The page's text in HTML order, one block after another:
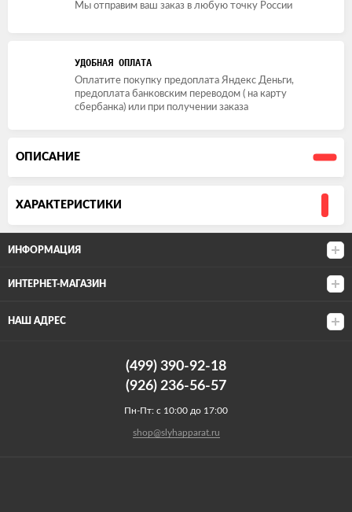
Мы отправим ваш заказ в любую точку России
УДОБНАЯ ОПЛАТА
Оплатите покупку предоплата Яндекс Деньги,
предоплата банковским переводом ( на карту
сбербанка) или при получении заказа
ОПИСАНИЕ
ХАРАКТЕРИСТИКИ
ИНФОРМАЦИЯ
ИНТЕРНЕТ-МАГАЗИН
НАШ АДРЕС
(499) 390-92-18
(926) 236-56-57
Пн-Пт: с 10:00 до 17:00
shop@slyhapparat.ru